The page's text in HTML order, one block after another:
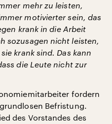
mehr zu leisten,
motivierter sein, das
krank in die Arbeit
sozusagen nicht leisten,
krank sind. Das kann
die Leute nicht zur
fordern
Befristung.
des Vorstandes des